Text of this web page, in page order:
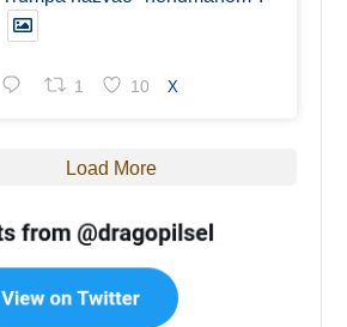
1 10 X
Load More